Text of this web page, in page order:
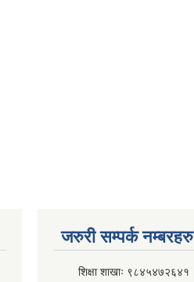
जरुरी सम्पर्क नम्बरहरु
शिक्षा शाखाः ९८४५४७२६४१